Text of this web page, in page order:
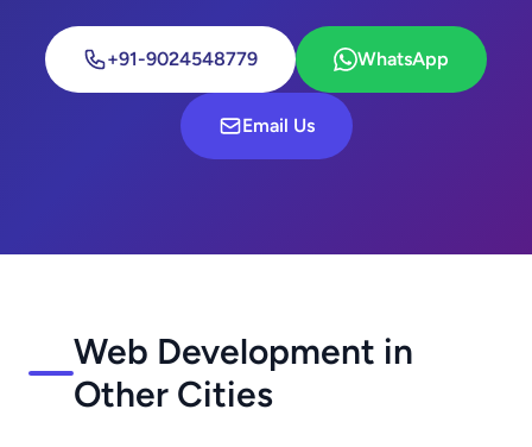
+91-9024548779 WhatsApp
Email Us
Web Development in
Other Cities